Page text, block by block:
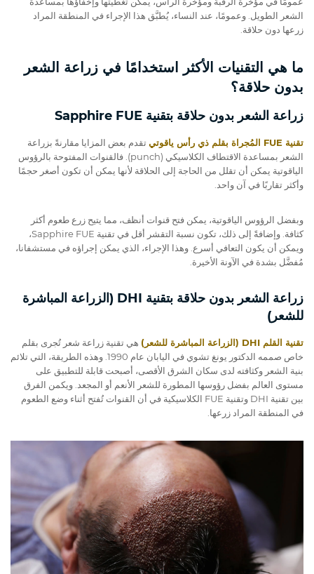
الشعر الطويل. وعمومًا، عند النساء، يُطبَّق هذا الإجراء في المنطقة المراد
زرعها دون حلاقة.
ما هي التقنيات الأكثر استخدامًا في زراعة الشعر
بدون حلاقة؟
زراعة الشعر بدون حلاقة بتقنية Sapphire FUE
تقنية FUE المُجراة بقلم ذي رأس ياقوتي
تقدم بعض المزايا مقارنةً بزراعة
الشعر بمساعدة الاقتطاف الكلاسيكي (punch). فالقنوات المفتوحة بالرؤوس
الياقوتية يمكن أن تقلل من الحاجة إلى الحلاقة لأنها يمكن أن تكون أصغر حجمًا
وأكثر تقاربًا في آن واحد.
وبفضل الرؤوس الياقوتية، يمكن فتح قنوات أنظف، مما يتيح زرع طعوم أكثر
كثافة. وإضافةً إلى ذلك، تكون نسبة التقشر أقل في تقنية Sapphire FUE،
ويمكن أن يكون التعافي أسرع. وهذا الإجراء، الذي يمكن إجراؤه في مستشفانا،
مُفضَّل بشدة في الآونة الأخيرة.
زراعة الشعر بدون حلاقة بتقنية DHI (الزراعة المباشرة
للشعر)
تقنية القلم DHI (الزراعة المباشرة للشعر)
هي تقنية زراعة شعر تُجرى بقلم
خاص صممه الدكتور يونغ تشوي في اليابان عام 1990. وهذه الطريقة، التي تلائم
بنية الشعر وكثافته لدى سكان الشرق الأقصى، أصبحت قابلة للتطبيق على
مستوى العالم بفضل رؤوسها المطورة للشعر الأنعم أو المجعد. ويكمن الفرق
بين تقنية DHI وتقنية FUE الكلاسيكية في أن القنوات تُفتح أثناء وضع الطعوم
في المنطقة المراد زرعها.